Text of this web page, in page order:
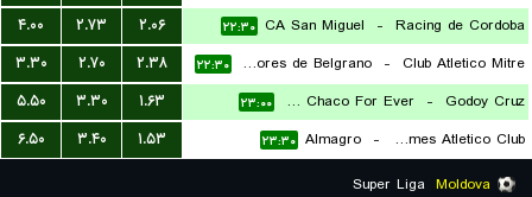
Racing de Cordoba
-
CA San Miguel ۲۲:۳۰ ۲.۰۶ ۲.۷۳
۴.۰۰
Club Atletico Mitre
-
CA Defensores de Belgrano ۲۲:۳۰ ۲.۳۸ ۲.۷۰
۳.۳۰
Godoy Cruz
-
CA Chaco For Ever ۲۳:۰۰ ۱.۶۳ ۳.۳۰
۵.۵۰
Quilmes Atletico Club
-
Almagro ۲۳:۳۰ ۱.۵۳ ۳.۴۰
۶.۵۰
Moldova